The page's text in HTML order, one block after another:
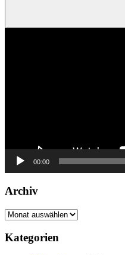
Suchen
00:00
Archiv
Archiv
Kategorien